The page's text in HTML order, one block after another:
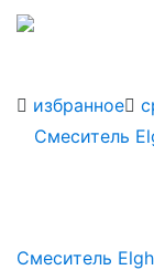
избранное
Смеситель